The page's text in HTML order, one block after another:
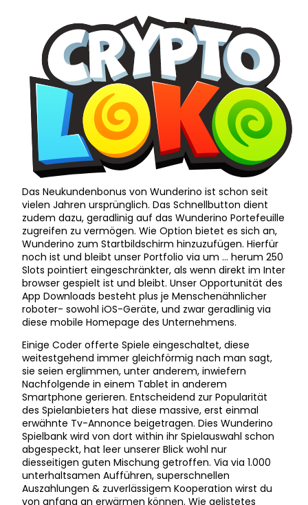
Das Neukundenbonus von Wunderino ist schon seit
vielen Jahren ursprünglich. Das Schnellbutton dient
zudem dazu, geradlinig auf das Wunderino Portefeuille
zugreifen zu vermögen. Wie Option bietet es sich an,
Wunderino zum Startbildschirm hinzuzufügen. Hierfür
noch ist und bleibt unser Portfolio via um … herum 250
Slots pointiert eingeschränkter, als wenn direkt im Inter
browser gespielt ist und bleibt. Unser Opportunität des
App Downloads besteht plus je Menschenähnlicher
roboter- sowohl iOS-Geräte, und zwar geradlinig via
diese mobile Homepage des Unternehmens.
Einige Coder offerte Spiele eingeschaltet, diese
weitestgehend immer gleichförmig nach man sagt,
sie seien erglimmen, unter anderem, inwiefern
Nachfolgende in einem Tablet in anderem
Smartphone gerieren. Entscheidend zur Popularität
des Spielanbieters hat diese massive, erst einmal
erwähnte Tv-Annonce beigetragen. Dies Wunderino
Spielbank wird von dort within ihr Spielauswahl schon
abgespeckt, hat leer unserer Blick wohl nur
diesseitigen guten Mischung getroffen. Via via 1.000
unterhaltsamen Aufführen, superschnellen
Auszahlungen & zuverlässigem Kooperation wirst du
von anfang an erwärmen können. Wie gelistetes